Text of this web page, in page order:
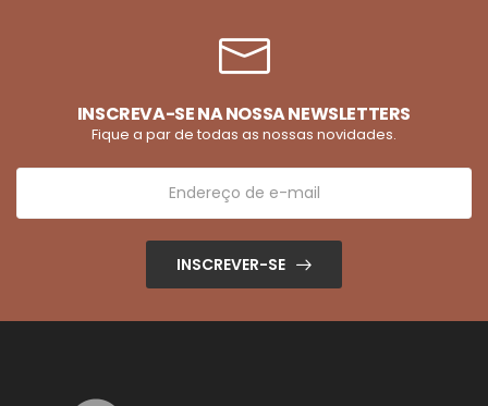
INSCREVA-SE NA NOSSA NEWSLETTERS
Fique a par de todas as nossas novidades.
INSCREVER-SE